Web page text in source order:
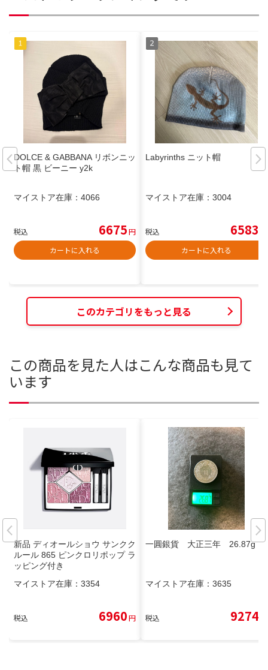
DOLCE & GABBANA リボンニッ
ト帽 黒 ビーニー y2k
マイストア在庫： 4066
税込 6675円
カートに入れる
Labyrinths ニット帽
マイストア在庫： 3004
税込 6583
カートに入れる
このカテゴリをもっと見る
この商品を見た人はこんな商品も見て
います
新品 ディオールショウ サンクク
ルール 865 ピンクロリポップ ラ
ッピング付き
マイストア在庫： 3354
税込 6960円
一圓銀貨 大正三年 26.87g
マイストア在庫： 3635
税込 9274